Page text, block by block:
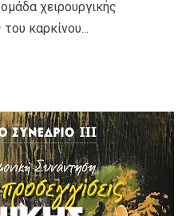
χειρουργικής
καρκίνου...